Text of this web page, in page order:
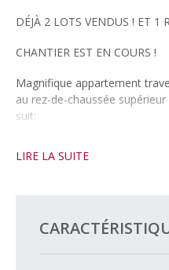
DÉJÀ 2 LOTS VENDUS ! ET 1
CHANTIER EST EN COURS !
Magnifique appartement
au rez-de-chaussée
suit:
– une suite parentale (~ 20.8
– une cuisine entièrement
LIRE LA SUITE